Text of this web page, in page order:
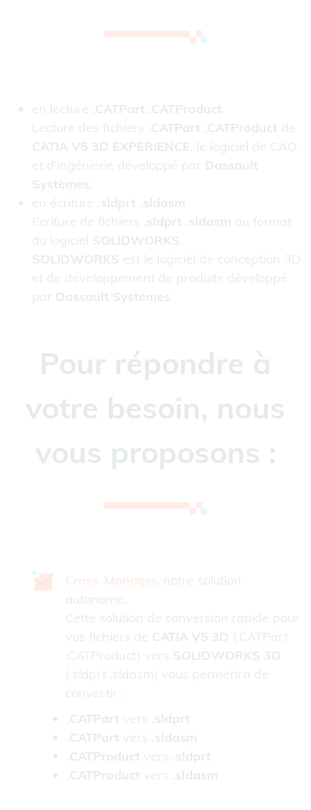
en lecture .CATPart .CATProduct
Lecture des fichiers .CATPart .CATProduct de
CATIA V5 3D EXPERIENCE , le logiciel de CAO
et d’ingénierie développé par Dassault
Systèmes
en écriture .sldprt .sldasm
Ecriture de fichiers .sldprt .sldasm au format
du logiciel SOLIDWORKS
SOLIDWORKS est le logiciel de conception 3D
et de développement de produits développé
par Dassault Systemes
Pour répondre à
votre besoin, nous
vous proposons :
, notre solution
autonome.
Cette solution de conversion rapide pour
vos fichiers de CATIA V5 3D (.CATPart
.CATProduct) vers SOLIDWORKS 3D
(.sldprt .sldasm) vous permettra de
convertir :
.CATPart vers .sldprt
.CATPart vers .sldasm
.CATProduct vers .sldprt
.CATProduct vers .sldasm